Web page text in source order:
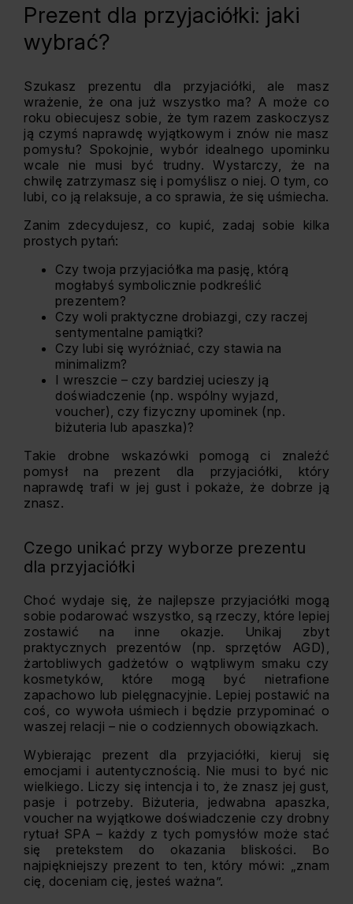
Prezent dla przyjaciółki: jaki
wybrać?
Szukasz prezentu dla przyjaciółki, ale masz
wrażenie, że ona już wszystko ma? A może co
roku obiecujesz sobie, że tym razem zaskoczysz
ją czymś naprawdę wyjątkowym i znów nie masz
pomysłu? Spokojnie, wybór idealnego upominku
wcale nie musi być trudny. Wystarczy, że na
chwilę zatrzymasz się i pomyślisz o niej. O tym, co
lubi, co ją relaksuje, a co sprawia, że się uśmiecha.
Zanim zdecydujesz, co kupić, zadaj sobie kilka
prostych pytań:
Czy twoja przyjaciółka ma pasję, którą
mogłabyś symbolicznie podkreślić
prezentem?
Czy woli praktyczne drobiazgi, czy raczej
sentymentalne pamiątki?
Czy lubi się wyróżniać, czy stawia na
minimalizm?
I wreszcie – czy bardziej ucieszy ją
doświadczenie (np. wspólny wyjazd,
voucher), czy fizyczny upominek (np.
biżuteria lub apaszka)?
Takie drobne wskazówki pomogą ci znaleźć
pomysł na prezent dla przyjaciółki, który
naprawdę trafi w jej gust i pokaże, że dobrze ją
znasz.
Czego unikać przy wyborze prezentu
dla przyjaciółki
Choć wydaje się, że najlepsze przyjaciółki mogą
sobie podarować wszystko, są rzeczy, które lepiej
zostawić na inne okazje. Unikaj zbyt
praktycznych prezentów (np. sprzętów AGD),
żartobliwych gadżetów o wątpliwym smaku czy
kosmetyków, które mogą być nietrafione
zapachowo lub pielęgnacyjnie. Lepiej postawić na
coś, co wywoła uśmiech i będzie przypominać o
waszej relacji – nie o codziennych obowiązkach.
Wybierając prezent dla przyjaciółki, kieruj się
emocjami i autentycznością. Nie musi to być nic
wielkiego. Liczy się intencja i to, że znasz jej gust,
pasje i potrzeby. Biżuteria, jedwabna apaszka,
voucher na wyjątkowe doświadczenie czy drobny
rytuał SPA – każdy z tych pomysłów może stać
się pretekstem do okazania bliskości. Bo
najpiękniejszy prezent to ten, który mówi: „znam
cię, doceniam cię, jesteś ważna”.